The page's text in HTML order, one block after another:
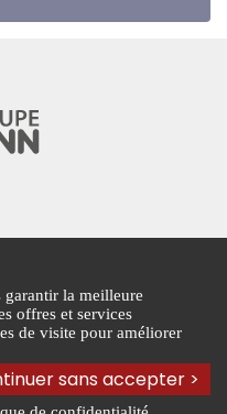
la meilleure
offres et services
de visite pour améliorer
sans accepter >